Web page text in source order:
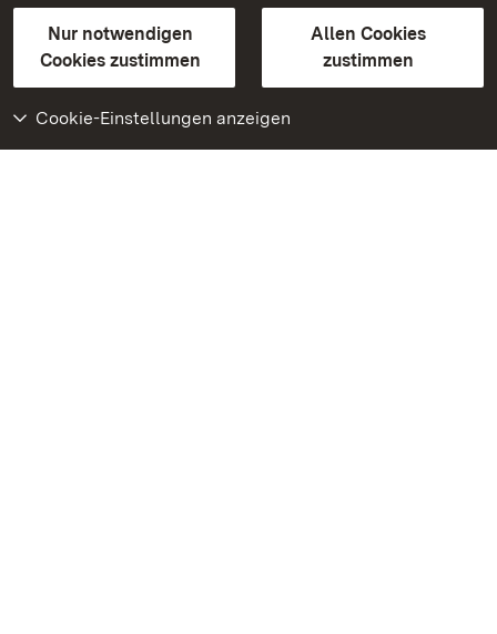
Nur notwendigen
Cookies zustimmen
Allen Cookies
zustimmen
Cookie-Einstellungen anzeigen
GebärdenspracheLeichte Sprache
Erklärung zur Barrierefreiheit
BITV-konform (geprüfte Seiten)
Weiteres